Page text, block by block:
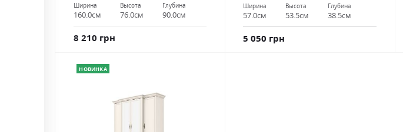
Ширина
160.0см
Высота
76.0см
Глубина
90.0см
8 210 грн
Ширина
57.0см
Высота
53.5см
Глубина
38.5см
5 050 грн
НОВИНКА